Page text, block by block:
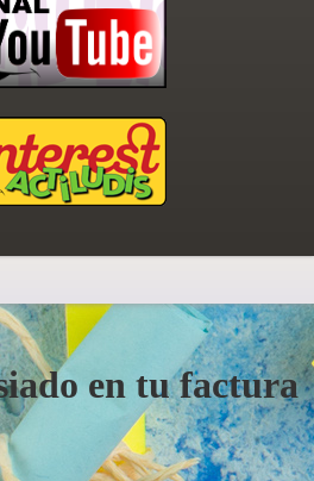
en tu factura